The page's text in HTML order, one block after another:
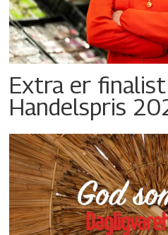
Extra er
Handelspris